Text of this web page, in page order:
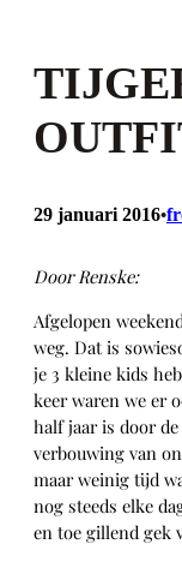
29 januari 2016•
Door Renske:
Afgelopen
weg. Dat is
je 3 kleine kids
keer waren we er
half jaar is door de
verbouwing van
maar weinig tijd
nog steeds elke
en toe gillend gek